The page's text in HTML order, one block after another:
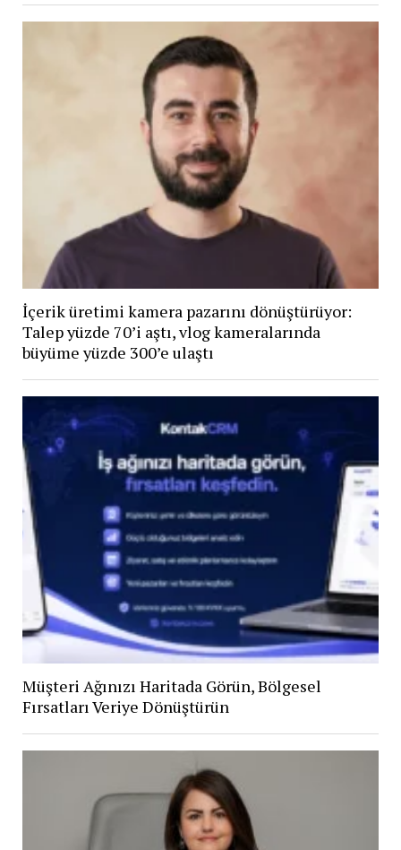
İçerik üretimi kamera pazarını dönüştürüyor:
Talep yüzde 70’i aştı, vlog kameralarında
büyüme yüzde 300’e ulaştı
Müşteri Ağınızı Haritada Görün, Bölgesel
Fırsatları Veriye Dönüştürün